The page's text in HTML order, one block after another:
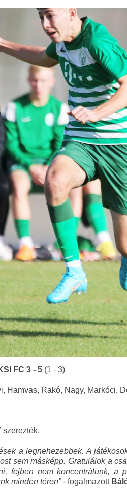
FC 3 - 5 (1 - 3)
Hamvas, Rakó, Nagy, Markóci,
szerezték.
a legnehezebbek. A
sem másképp. Gratulálok a
fejben nem koncentrálunk,
minden téren”- fogalmazott